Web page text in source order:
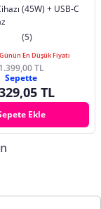
(45W) + USB-C
(5)
En Düşük Fiyatı
1.399,00 TL
Sepette
TL
Ekle